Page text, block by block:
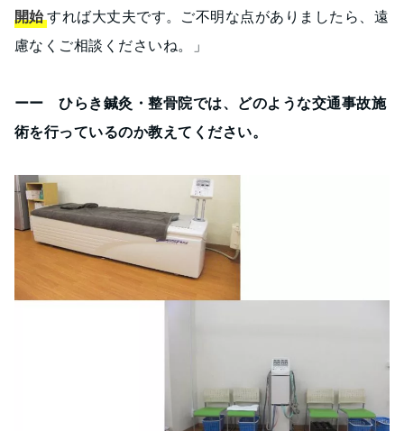
開始すれば大丈夫です。ご不明な点がありましたら、遠
慮なくご相談くださいね。」
ーー ひらき鍼灸・整骨院では、どのような交通事故施
術を行っているのか教えてください。